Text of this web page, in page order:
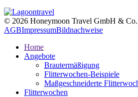
© 2026 Honeymoon Travel GmbH &
AGBImpressumBildnachweise
Home
Angebote
Brautermäßigung
Flitterwochen-Beispiele
Maßgeschneiderte
Flitterwochen